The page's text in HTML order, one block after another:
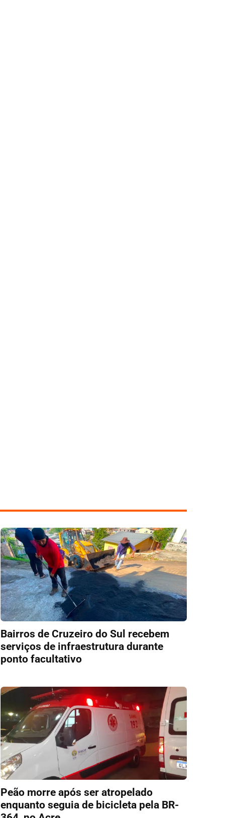
Bairros de Cruzeiro do Sul recebem
serviços de infraestrutura durante
ponto facultativo
Peão morre após ser atropelado
enquanto seguia de bicicleta pela BR-